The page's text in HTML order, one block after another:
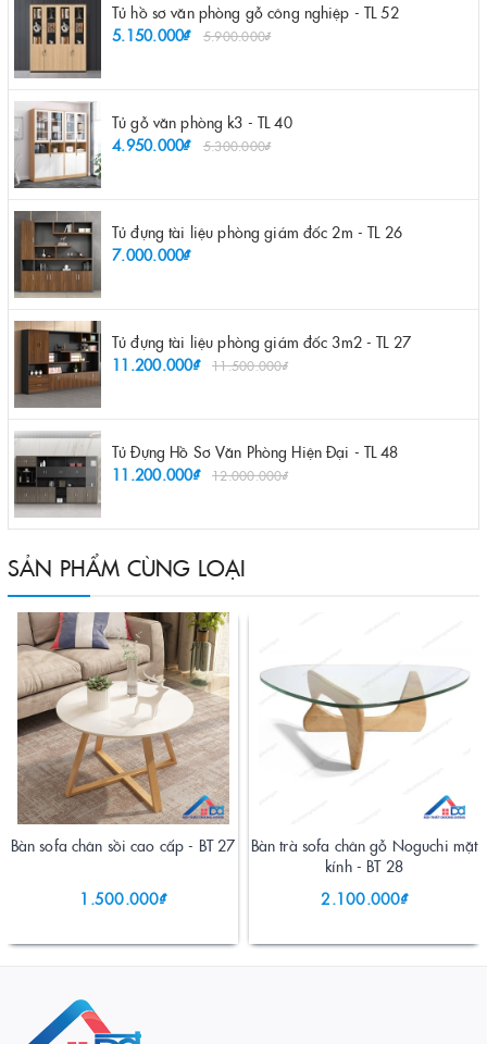
Tủ hồ sơ văn phòng gỗ công nghiệp - TL 52
5.150.000₫
5.900.000₫
Tủ gỗ văn phòng k3 - TL 40
4.950.000₫
5.300.000₫
Tủ đựng tài liệu phòng giám đốc 2m - TL 26
7.000.000₫
Tủ đựng tài liệu phòng giám đốc 3m2 - TL 27
11.200.000₫
11.500.000₫
Tủ Đựng Hồ Sơ Văn Phòng Hiện Đại - TL 48
11.200.000₫
12.000.000₫
SẢN PHẨM CÙNG LOẠI
Bàn sofa chân sồi cao cấp - BT 27
1.500.000₫
Bàn trà sofa chân gỗ Noguchi mặt
kính - BT 28
2.100.000₫